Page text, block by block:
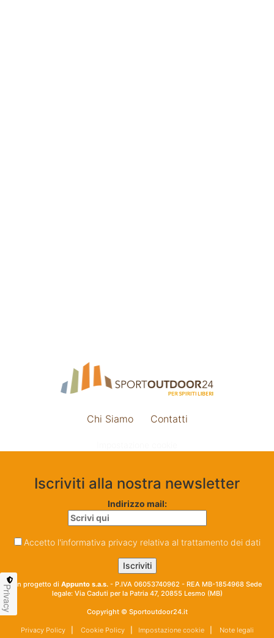
Chi Siamo Contatti
Iscriviti alla nostra newsletter
Indirizzo mail:
Accetto l'informativa privacy relativa al trattamento dei dati
Un progetto di Appunto s.a.s. - P.IVA 06053740962 - REA MB-1854968 Sede
legale: Via Caduti per la Patria 47, 20855 Lesmo (MB)
Copyright © Sportoutdoor24.it
Privacy Policy| Cookie Policy| Impostazione cookie| Note legali
Privacy